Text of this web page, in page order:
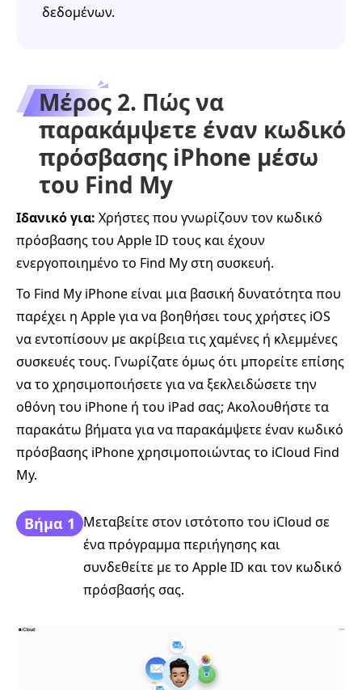
δεδομένων.
Μέρος 2. Πώς να
παρακάμψετε έναν κωδικό
πρόσβασης iPhone μέσω
του Find My
Ιδανικό για: Χρήστες που γνωρίζουν τον κωδικό
πρόσβασης του Apple ID τους και έχουν
ενεργοποιημένο το Find My στη συσκευή.
Το Find My iPhone είναι μια βασική δυνατότητα που
παρέχει η Apple για να βοηθήσει τους χρήστες iOS
να εντοπίσουν με ακρίβεια τις χαμένες ή κλεμμένες
συσκευές τους. Γνωρίζατε όμως ότι μπορείτε επίσης
να το χρησιμοποιήσετε για να ξεκλειδώσετε την
οθόνη του iPhone ή του iPad σας; Ακολουθήστε τα
παρακάτω βήματα για να παρακάμψετε έναν κωδικό
πρόσβασης iPhone χρησιμοποιώντας το iCloud Find
My.
Βήμα 1 Μεταβείτε στον ιστότοπο του iCloud σε
ένα πρόγραμμα περιήγησης και
συνδεθείτε με το Apple ID και τον κωδικό
πρόσβασής σας.